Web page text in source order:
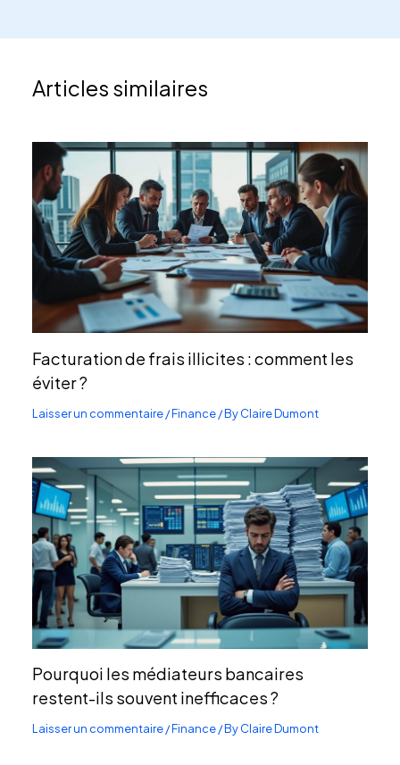
Articles similaires
Facturation de frais illicites : comment les
éviter ?
Laisser un commentaire/Finance/ ByClaire Dumont
Pourquoi les médiateurs bancaires
restent-ils souvent inefficaces ?
Laisser un commentaire/Finance/ ByClaire Dumont